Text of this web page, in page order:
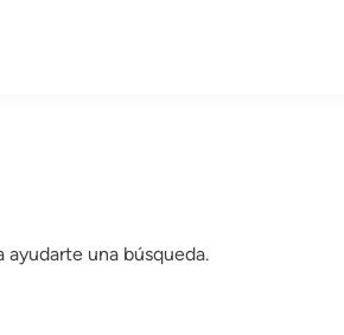
una búsqueda.